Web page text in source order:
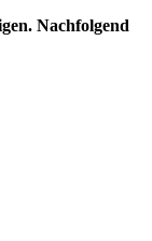
Nachfolgend